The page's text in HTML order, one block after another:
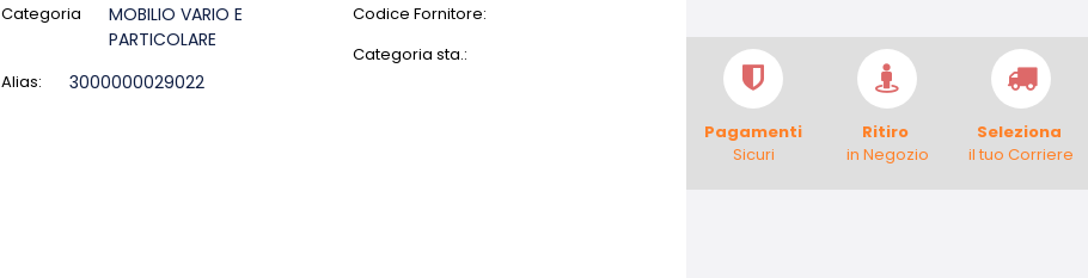
Categoria
MOBILIO VARIO E
PARTICOLARE
Alias: 3000000029022
Codice Fornitore:
Categoria sta.:
Pagamenti
Sicuri
Ritiro
in Negozio
Seleziona
il tuo Corriere